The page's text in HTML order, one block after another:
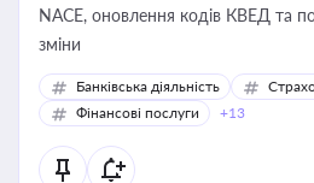
NACE, оновлення кодів КВЕД та
зміни
Банківська діяльність
Фінансові послуги
+13